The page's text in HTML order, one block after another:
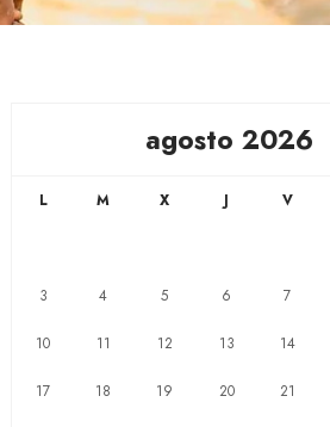
agosto 2026
L M X J V
3 4 5 6 7
10 11 12 13 14
17 18 19 20 21